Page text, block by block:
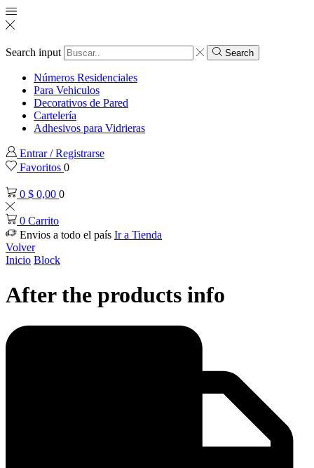
Search input Search
Números Residenciales
Para Vehiculos
Decorativos de Pared
Cartelería
Adhesivos para Vidrieras
Entrar / Registrarse
Favoritos 0
0 $ 0,00 0
0 Carrito
Envios a todo el país Ir a Tienda
Volver
Inicio Block
After the products info